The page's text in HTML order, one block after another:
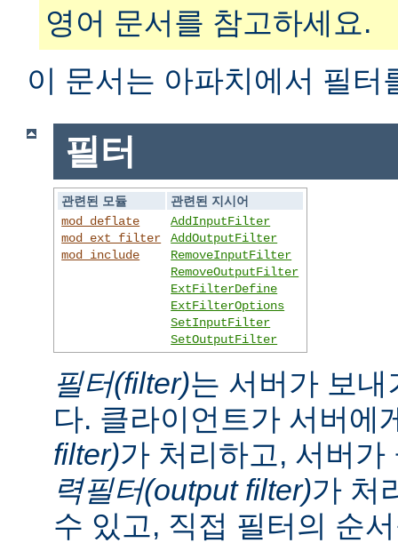
영어 문서를 참고하세요.
이 문서는 아파치에서 필
필터
관련된 모듈
관련된 지시어
mod_deflate
mod_ext_filter
mod_include
AddInputFilter
AddOutputFilter
RemoveInputFilter
RemoveOutputFilter
ExtFilterDefine
ExtFilterOptions
SetInputFilter
SetOutputFilter
필터(filter)는 서버가 보
다. 클라이언트가 서버에
filter)가 처리하고, 서버
력필터(output filter)가 처
수 있고, 직접 필터의 순